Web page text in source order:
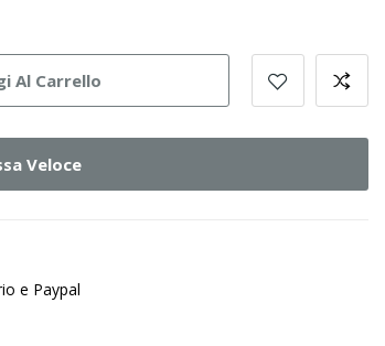
Al Carrello
Veloce
e Paypal